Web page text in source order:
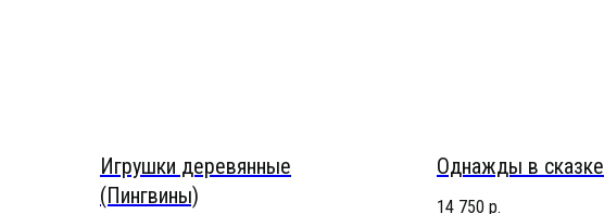
Игрушки деревянные
(Пингвины)
Однажды в сказке
14 750 р.